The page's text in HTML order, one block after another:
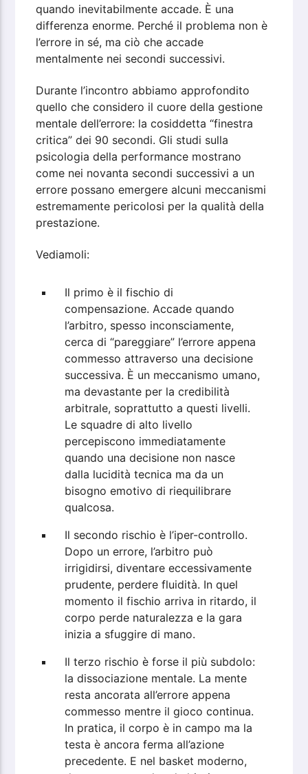
quando inevitabilmente accade. È una
differenza enorme. Perché il problema non è
l’errore in sé, ma ciò che accade
mentalmente nei secondi successivi.
Durante l’incontro abbiamo approfondito
quello che considero il cuore della gestione
mentale dell’errore: la cosiddetta “finestra
critica” dei 90 secondi. Gli studi sulla
psicologia della performance mostrano
come nei novanta secondi successivi a un
errore possano emergere alcuni meccanismi
estremamente pericolosi per la qualità della
prestazione.
Vediamoli:
Il primo è il fischio di
compensazione. Accade quando
l’arbitro, spesso inconsciamente,
cerca di “pareggiare” l’errore appena
commesso attraverso una decisione
successiva. È un meccanismo umano,
ma devastante per la credibilità
arbitrale, soprattutto a questi livelli.
Le squadre di alto livello
percepiscono immediatamente
quando una decisione non nasce
dalla lucidità tecnica ma da un
bisogno emotivo di riequilibrare
qualcosa.
Il secondo rischio è l’iper-controllo.
Dopo un errore, l’arbitro può
irrigidirsi, diventare eccessivamente
prudente, perdere fluidità. In quel
momento il fischio arriva in ritardo, il
corpo perde naturalezza e la gara
inizia a sfuggire di mano.
Il terzo rischio è forse il più subdolo:
la dissociazione mentale. La mente
resta ancorata all’errore appena
commesso mentre il gioco continua.
In pratica, il corpo è in campo ma la
testa è ancora ferma all’azione
precedente. E nel basket moderno,